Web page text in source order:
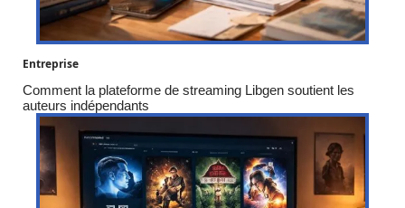
Entreprise
Comment la plateforme de streaming Libgen soutient les
auteurs indépendants